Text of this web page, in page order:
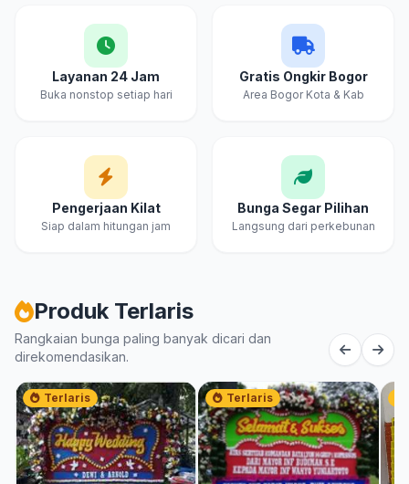
Layanan 24 Jam
Buka nonstop setiap hari
Gratis Ongkir Bogor
Area Bogor Kota & Kab
Pengerjaan Kilat
Siap dalam hitungan jam
Bunga Segar Pilihan
Langsung dari perkebunan
Produk Terlaris
Rangkaian bunga paling banyak dicari dan
direkomendasikan.
Terlaris Terlaris